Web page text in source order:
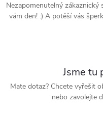
Nezapomenutelný zákaznický
vám den! :) A potěší vás
Jsme tu
Mate dotaz? Chcete vyřešit
nebo zavolejte